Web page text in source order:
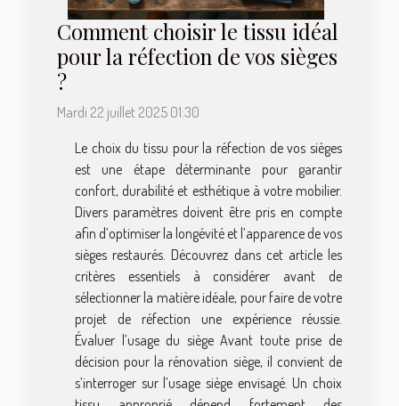
Comment choisir le tissu idéal
pour la réfection de vos sièges
?
Mardi 22 juillet 2025 01:30
Le choix du tissu pour la réfection de vos sièges
est une étape déterminante pour garantir
confort, durabilité et esthétique à votre mobilier.
Divers paramètres doivent être pris en compte
afin d’optimiser la longévité et l’apparence de vos
sièges restaurés. Découvrez dans cet article les
critères essentiels à considérer avant de
sélectionner la matière idéale, pour faire de votre
projet de réfection une expérience réussie.
Évaluer l’usage du siège Avant toute prise de
décision pour la rénovation siège, il convient de
s’interroger sur l’usage siège envisagé. Un choix